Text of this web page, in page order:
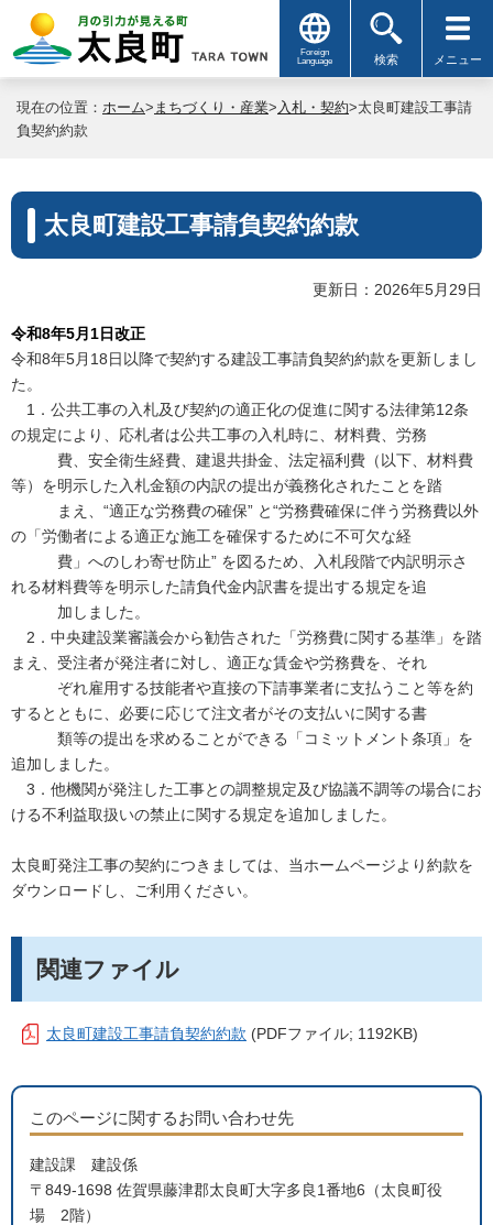
Foreign
Language
検索 メニュー
現在の位置： ホーム> まちづくり・産業> 入札・契約>太良町建設工事請
負契約約款
太良町建設工事請負契約約款
更新日：2026年5月29日
令和8年5月1日改正
令和8年5月18日以降で契約する建設工事請負契約約款を更新しまし
た。
1 ．公共工事の入札及び契約の適正化の促進に関する法律第12条
の規定により、応札者は公共工事の入札時に、材料費、労務
費、安全衛生経費、建退共掛金、法定福利費（以下、材料費
等）を明示した入札金額の内訳の提出が義務化されたことを踏
まえ、 “適正な労務費の確保” と“労務費確保に伴う労務費以外
の「労働者による適正な施工を確保するために不可欠な経
費」へのしわ寄せ防止” を図るため、入札段階で内訳明示さ
れる材料費等を明示した請負代金内訳書を提出する規定を追
加しました。
2 ．中央建設業審議会から勧告された「労務費に関する基準」を踏
まえ、受注者が発注者に対し、適正な賃金や労務費を、それ
ぞれ雇用する技能者や直接の下請事業者に支払うこと等を約
するとともに、必要に応じて注文者がその支払いに関する書
類等の提出を求めることができる「コミットメント条項」を
追加しました。
3 ．他機関が発注した工事との調整規定及び協議不調等の場合にお
ける不利益取扱いの禁止に関する規定を追加しました。
太良町発注工事の契約につきましては、当ホームページより約款を
ダウンロードし、ご利用ください。
関連ファイル
太良町建設工事請負契約約款 (PDFファイル; 1192KB)
このページに関するお問い合わせ先
建設課 建設係
〒849-1698 佐賀県藤津郡太良町大字多良1番地6（太良町役
場 2階）